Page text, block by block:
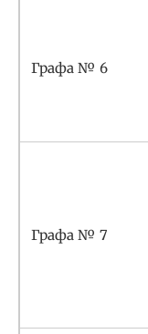
Графа № 6
Графа № 7